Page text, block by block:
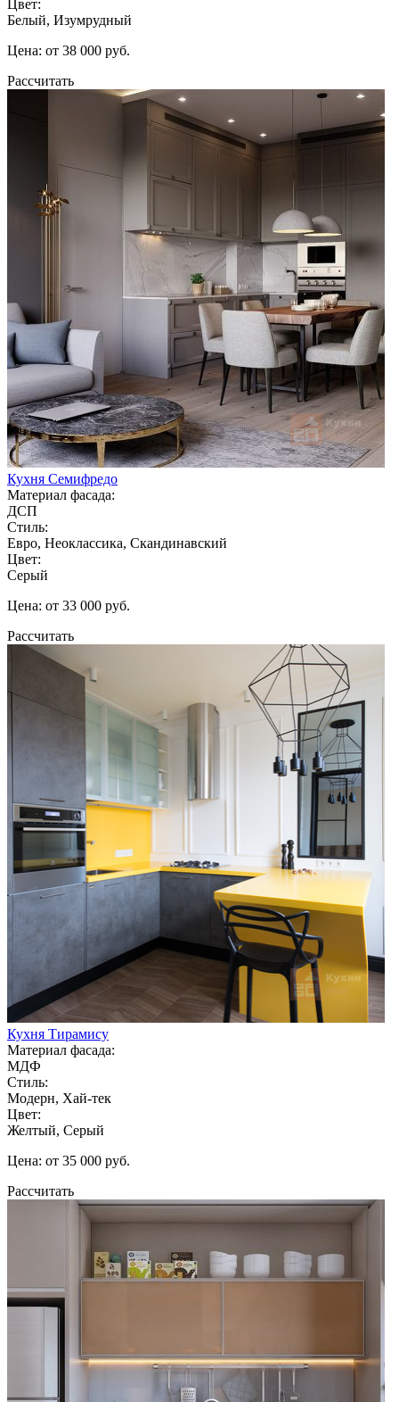
Цвет:
Белый, Изумрудный
Цена: от 38 000 руб.
Рассчитать
Кухня Семифредо
Материал фасада:
ДСП
Стиль:
Евро, Неоклассика, Скандинавский
Цвет:
Серый
Цена: от 33 000 руб.
Рассчитать
Кухня Тирамису
Материал фасада:
МДФ
Стиль:
Модерн, Хай-тек
Цвет:
Желтый, Серый
Цена: от 35 000 руб.
Рассчитать